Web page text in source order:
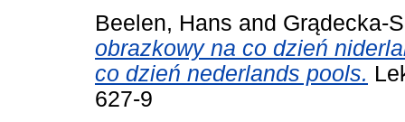
Beelen, Hans and Grądecka-
obrazkowy na co dzień
co dzień nederlands pools.
627-9